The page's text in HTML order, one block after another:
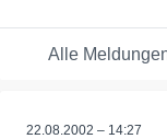
Alle
22.08.2002 – 14:27